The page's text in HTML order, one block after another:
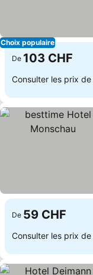
Choix populaire
De 103 CHF
Consulter les prix de
De 59 CHF
Consulter les prix de